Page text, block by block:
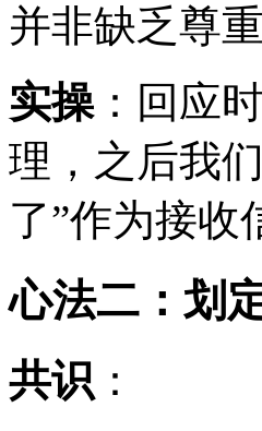
并非缺乏尊
实操：回应
理，之后我
了”作为接收
心法二：划
共识 ：